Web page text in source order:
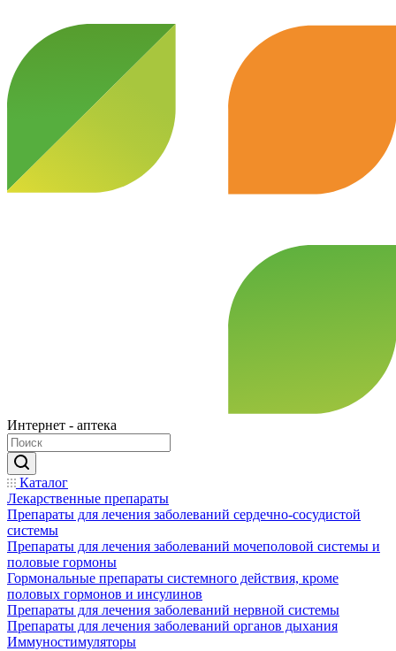
Интернет - аптека
Каталог
Лекарственные препараты
Препараты для лечения заболеваний сердечно-сосудистой
системы
Препараты для лечения заболеваний мочеполовой системы и
половые гормоны
Гормональные препараты системного действия, кроме
половых гормонов и инсулинов
Препараты для лечения заболеваний нервной системы
Препараты для лечения заболеваний органов дыхания
Иммуностимуляторы